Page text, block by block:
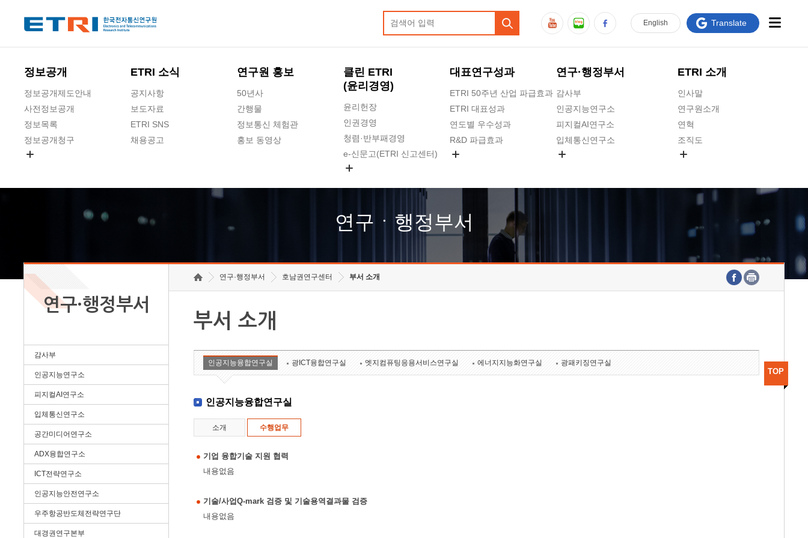
정보공개
정보공개제도안내
사전정보공개
정보목록
정보공개청구
ETRI 소식
공지사항
보도자료
ETRI SNS
채용공고
연구원 홍보
50년사
간행물
정보통신 체험관
홍보 동영상
클린 ETRI
(윤리경영)
윤리헌장
인권경영
청렴·반부패경영
e-신문고(ETRI 신고센터)
고객의소리
수의계약 현황
대표연구성과
ETRI 50주년 산업 파급효과
ETRI 대표성과
연도별 우수성과
R&D 파급효과
연구·행정부서
감사부
인공지능연구소
피지컬AI연구소
입체통신연구소
호남권연구본부
기획본부
ETRI 소개
인사말
연구원소개
연혁
조직도
연구원 고객헌장
주요업무연락처
English Translate
연구ㆍ행정부서
연구·행정부서
감사부
인공지능연구소
피지컬AI연구소
입체통신연구소
공간미디어연구소
ADX융합연구소
ICT전략연구소
인공지능안전연구소
우주항공반도체전략연구단
대경권연구본부
연구·행정부서 호남권연구센터 부서 소개
부서 소개
인공지능융합연구실 광ICT융합연구실 엣지컴퓨팅응용서비스연구실 에너지지능화연구실 광패키징연구실
인공지능융합연구실
소개 수행업무
기업 융합기술 지원 협력
내용없음
기술/사업Q-mark 검증 및 기술용역결과물 검증
내용없음
TOP